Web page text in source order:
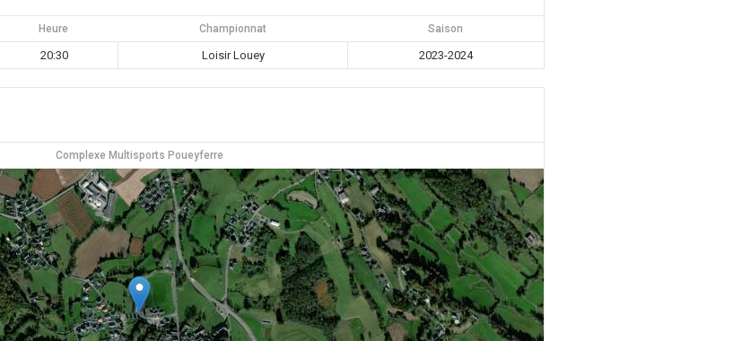
Heure Championnat Saison
20:30 Loisir Louey 2023-2024
Complexe Multisports Poueyferre